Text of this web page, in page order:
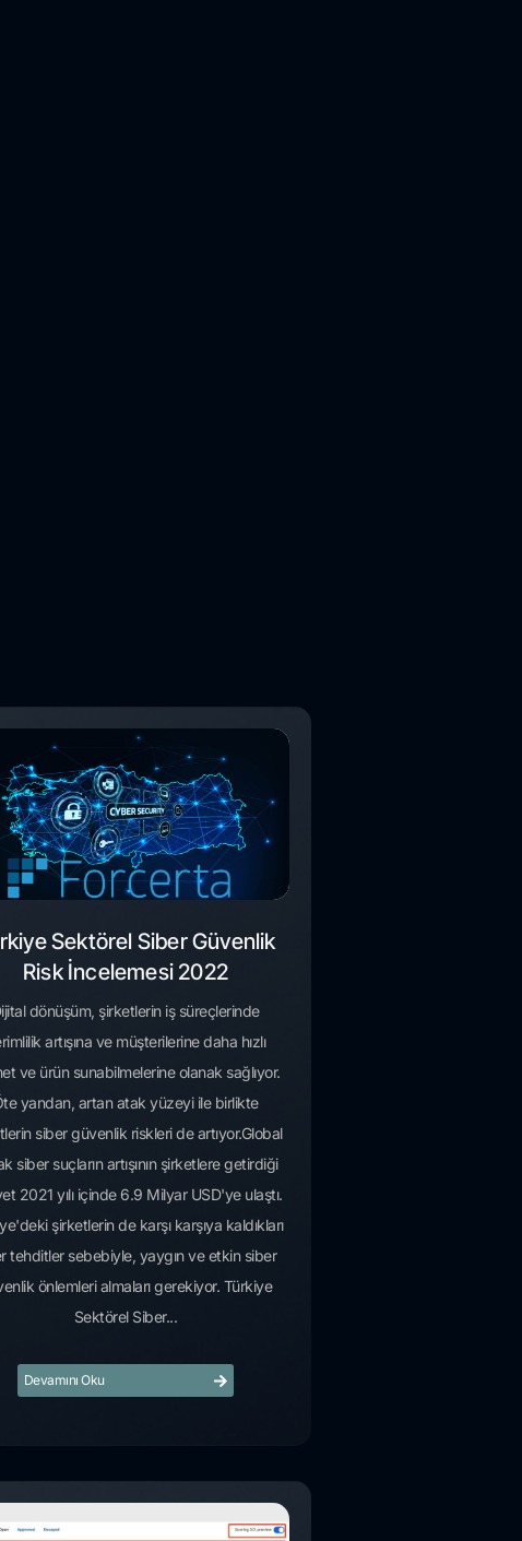
Sektörel Siber Güvenlik
Risk İncelemesi 2022
dönüşüm, şirketlerin iş süreçlerinde
artışına ve müşterilerine daha hızlı
ve ürün sunabilmelerine olanak sağlıyor.
yandan, artan atak yüzeyi ile birlikte
siber güvenlik riskleri de artıyor.Global
siber suçların artışının şirketlere getirdiği
2021 yılı içinde 6.9 Milyar USD'ye ulaştı.
şirketlerin de karşı karşıya kaldıkları
tehditler sebebiyle, yaygın ve etkin siber
önlemleri almaları gerekiyor. Türkiye
Sektörel Siber...
Devamını Oku